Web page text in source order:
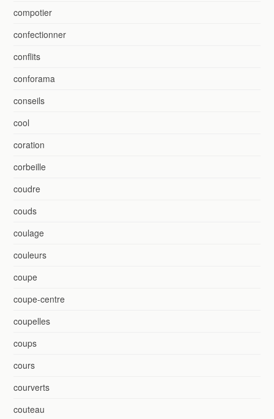
compotier
confectionner
conflits
conforama
conseils
cool
coration
corbeille
coudre
couds
coulage
couleurs
coupe
coupe-centre
coupelles
coups
cours
courverts
couteau